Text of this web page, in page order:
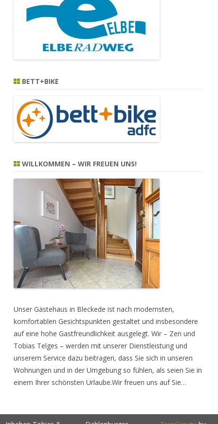
BETT+BIKE
WILLKOMMEN – WIR FREUEN UNS!
Unser Gästehaus in Bleckede ist nach modernsten,
komfortablen Gesichtspunkten gestaltet und insbesondere
auf eine hohe Gastfreundlichkeit ausgelegt. Wir – Zen und
Tobias Telges – werden mit unserer Dienstleistung und
unserem Service dazu beitragen, dass Sie sich in unseren
Wohnungen und in der Umgebung so fühlen, als seien Sie in
einem Ihrer schönsten Urlaube.Wir freuen uns auf Sie…